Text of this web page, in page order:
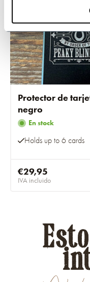
Protector de
negro
En stock
Holds up to 6 cards
€29,95
IVA incluido